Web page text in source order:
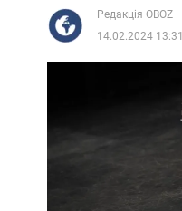
Редакція OBOZ
14.02.2024 13:31